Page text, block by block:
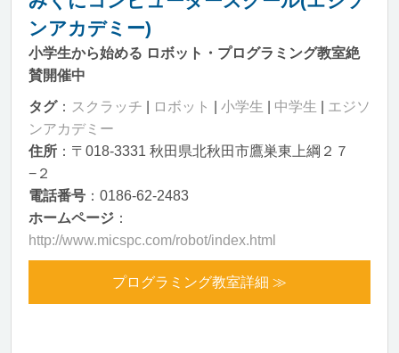
ンアカデミー)
小学生から始める ロボット・プログラミング教室絶
賛開催中
タグ： スクラッチ ロボット 小学生 中学生
エジソ
ンアカデミー
住所 ：〒018-3331 秋田県北秋田市鷹巣東上綱２７
−２
電話番号 ：0186-62-2483
ホームページ ：
http://www.micspc.com/robot/index.html
プログラミング教室詳細 ≫